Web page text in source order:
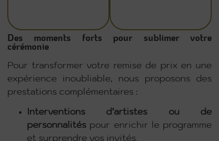
Des moments forts pour sublimer votre
cérémonie
Pour transformer votre remise de prix en une
expérience inoubliable, nous proposons des
prestations complémentaires :
Interventions d’artistes ou de
personnalités pour enrichir le programme
et surprendre vos invités.